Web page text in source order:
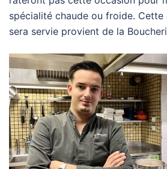
spécialité chaude ou froide. Cette
sera servie provient de la